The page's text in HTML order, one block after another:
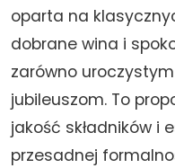
oparta na
dobrane wina i
zarówno
jubileuszom. To
jakość składników i
przesadnej